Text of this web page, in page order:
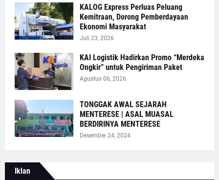
KALOG Express Perluas Peluang
Kemitraan, Dorong Pemberdayaan
Ekonomi Masyarakat
Juli 23, 2026
KAI Logistik Hadirkan Promo “Merdeka
Ongkir” untuk Pengiriman Paket
Agustus 06, 2026
TONGGAK AWAL SEJARAH
MENTERESE | ASAL MUASAL
BERDIRINYA MENTERESE
Desember 24, 2024
Iklan